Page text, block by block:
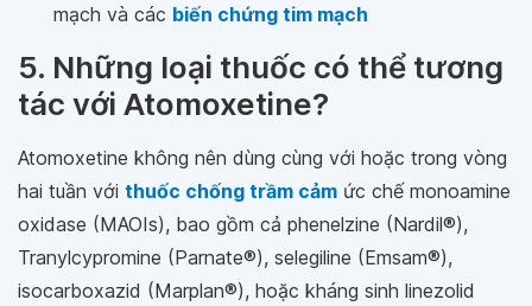
mạch và các biến chứng tim mạch
5. Những loại thuốc có thể tương
tác với Atomoxetine?
Atomoxetine không nên dùng cùng với hoặc trong vòng
hai tuần với thuốc chống trầm cảm ức chế monoamine
oxidase (MAOIs), bao gồm cả phenelzine (Nardil®),
Tranylcypromine (Parnate®), selegiline (Emsam®),
isocarboxazid (Marplan®), hoặc kháng sinh linezolid